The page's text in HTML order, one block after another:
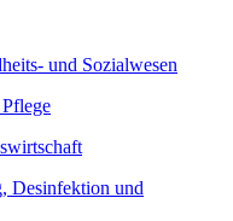
und Sozialwesen
Desinfektion und